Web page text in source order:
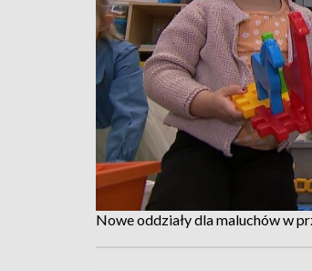
Nowe oddziały dla maluchów w